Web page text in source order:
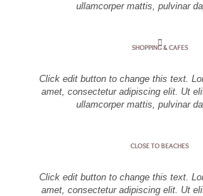
ullamcorper mattis, pulvinar
SHOPPING & CAFES
Click edit button to change this text.
amet, consectetur adipiscing elit. Ut
ullamcorper mattis, pulvinar
CLOSE TO BEACHES
Click edit button to change this text.
amet, consectetur adipiscing elit. Ut